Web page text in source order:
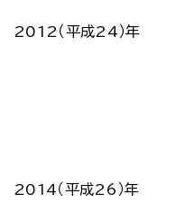
2012（平成24）年
2014（平成26）年